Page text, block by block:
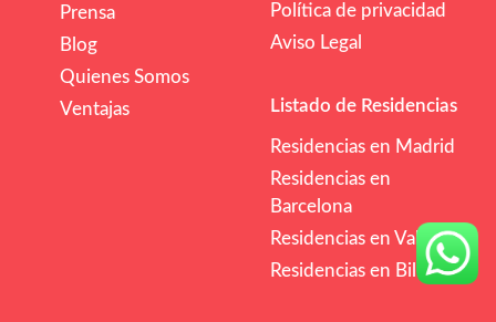
Prensa
Blog
Quienes Somos
Ventajas
Política de privacidad
Aviso Legal
Listado de Residencias
Residencias en Madrid
Residencias en
Barcelona
Residencias en Valencia
Residencias en Bilbao